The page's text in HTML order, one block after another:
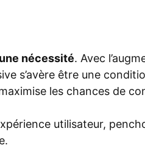
nécessité. Avec
s’avère être une
les chances de
utilisateur,